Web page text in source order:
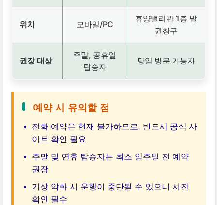
위치 모바일/PC
휴양밸리관 1층 발
권창구
권장 대상
주말, 공휴일
탑승자
당일 방문 가능자
예약 시 유의할 점
전화 예약은 현재 불가하므로, 반드시 공식 사
이트 확인 필요
주말 및 연휴 탑승자는 최소 일주일 전 예약
권장
기상 악화 시 운행이 중단될 수 있으니 사전
확인 필수